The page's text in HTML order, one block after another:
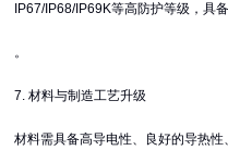
IP67/IP68/IP69K等高防护等级，具
。
7. 材料与制造工艺升级
材料需具备高导电性、良好的导热